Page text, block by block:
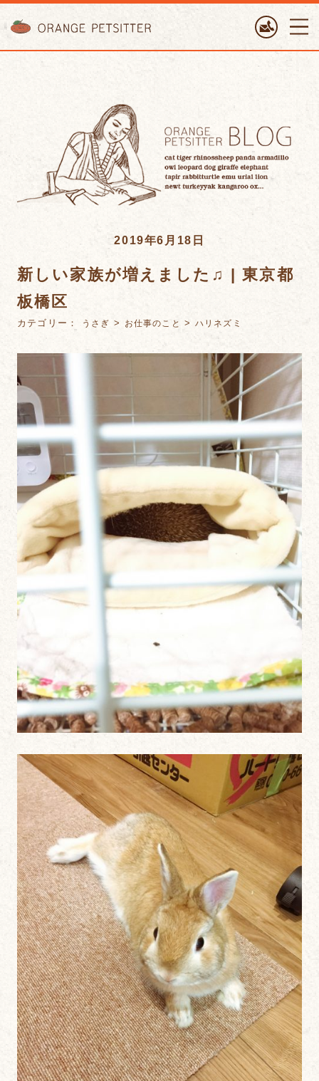
2019年6月18日
新しい家族が増えました♫ | 東京都
板橋区
カテゴリー： うさぎ > お仕事のこと > ハリネズミ